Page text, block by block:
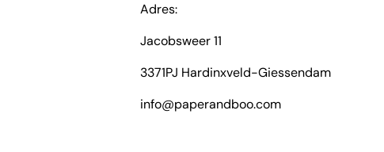
Adres:
Jacobsweer 11
3371PJ Hardinxveld-Giessendam
info@paperandboo.com